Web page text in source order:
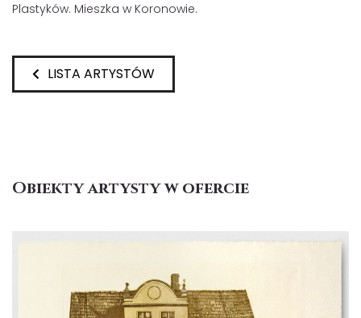
Plastyków. Mieszka w Koronowie.
LISTA ARTYSTÓW
Obiekty artysty w ofercie